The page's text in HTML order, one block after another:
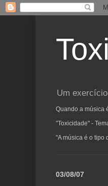
Um
Quando a música
"Toxicidade" -
"A música é o tipo
03/08/07